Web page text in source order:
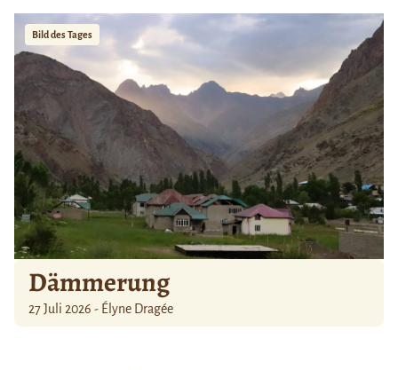
Bild des Tages
Dämmerung
27 Juli 2026 - Élyne Dragée